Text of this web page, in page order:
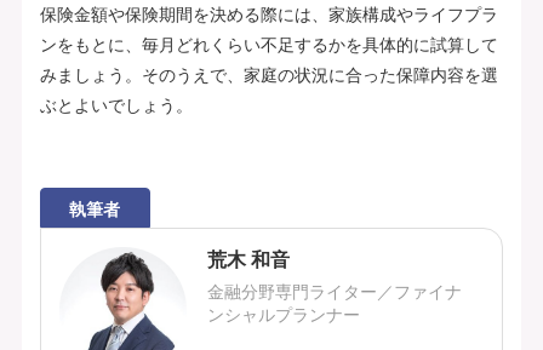
保険金額や保険期間を決める際には、家族構成やライフプラ
ンをもとに、毎月どれくらい不足するかを具体的に試算して
みましょう。そのうえで、家庭の状況に合った保障内容を選
ぶとよいでしょう。
執筆者
荒木 和音
金融分野専門ライター／ファイナ
ンシャルプランナー